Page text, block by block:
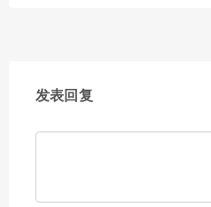
发表回复